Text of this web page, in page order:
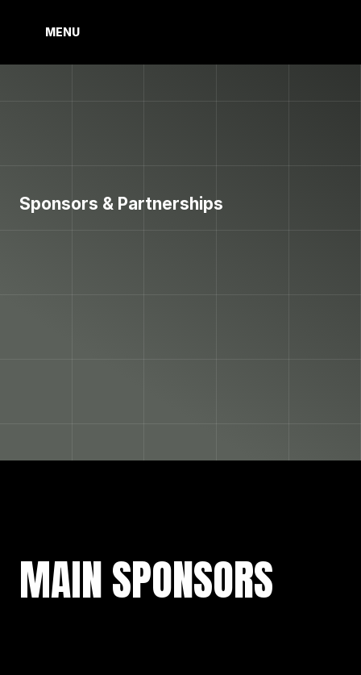
MENU
Sponsors & Partnerships
CLUBOLIMP
MAINSPONSORS